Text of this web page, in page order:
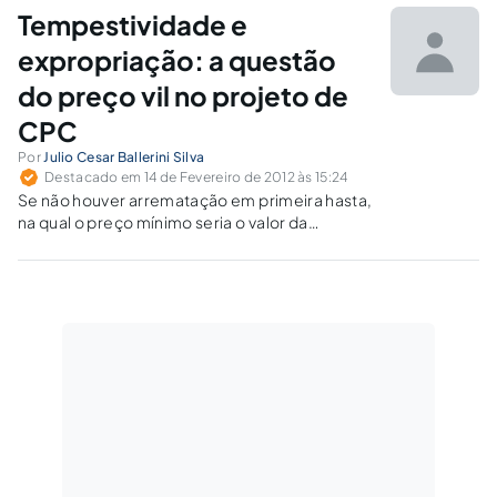
Tempestividade e
expropriação: a questão
do preço vil no projeto de
CPC
PorJulio Cesar Ballerini Silva
Destacado em 14 de Fevereiro de 2012 às 15:24
Se não houver arrematação em primeira hasta,
na qual o preço mínimo seria o valor da
valor, desde que este não consista em preço